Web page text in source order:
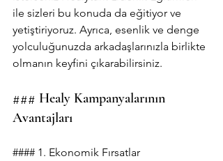
ile sizleri bu konuda da eğitiyor ve
yetiştiriyoruz. Ayrıca, esenlik ve denge
yolculuğunuzda arkadaşlarınızla birlikte
olmanın keyfini çıkarabilirsiniz.
### Healy Kampanyalarının
Avantajları
#### 1. Ekonomik Fırsatlar